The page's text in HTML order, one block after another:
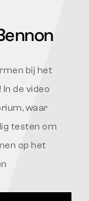
bij het
de video
waar
testen om
op het